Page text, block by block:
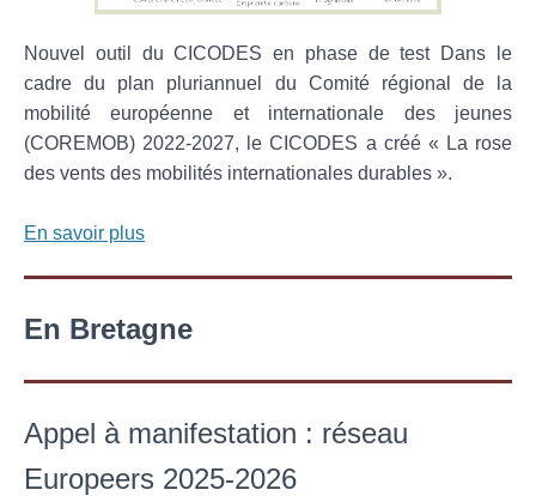
Nouvel outil du CICODES en phase de test Dans le
cadre du plan pluriannuel du Comité régional de la
mobilité européenne et internationale des jeunes
(COREMOB) 2022-2027, le CICODES a créé « La rose
des vents des mobilités internationales durables ».
En savoir plus
En Bretagne
Appel à manifestation : réseau
Europeers 2025-2026